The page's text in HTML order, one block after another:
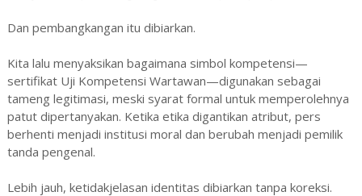
Dan pembangkangan itu dibiarkan.
Kita lalu menyaksikan bagaimana simbol kompetensi—
sertifikat Uji Kompetensi Wartawan—digunakan sebagai
tameng legitimasi, meski syarat formal untuk memperolehnya
patut dipertanyakan. Ketika etika digantikan atribut, pers
berhenti menjadi institusi moral dan berubah menjadi pemilik
tanda pengenal.
Lebih jauh, ketidakjelasan identitas dibiarkan tanpa koreksi.